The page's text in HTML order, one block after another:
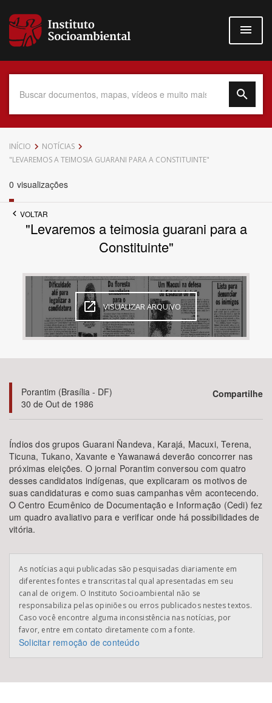
para
conteúdo
Data do Documento
Até
Bioma / Bacia
Área de Levantamento
BUSCAR
INÍCIO
NOTÍCIAS
"LEVAREMOS A TEIMOSIA GUARANI PARA A CONSTITUINTE"
0 visualizações
VOLTAR
"Levaremos a teimosia guarani para a
Constituinte"
VISUALIZAR ARQUIVO
Porantim (Brasília - DF)
30 de Out de 1986
Compartilhe
Índios dos grupos Guarani Ñandeva, Karajá, Macuxi, Terena,
Ticuna, Tukano, Xavante e Yawanawá deverão concorrer nas
próximas eleições. O jornal Porantim conversou com quatro
desses candidatos indígenas, que explicaram os motivos de
suas candidaturas e como suas campanhas vêm acontecendo.
O Centro Ecumênico de Documentação e Informação (Cedi) fez
um quadro avaliativo para e verificar onde há possibilidades de
vitória.
As notícias aqui publicadas são pesquisadas diariamente em
diferentes fontes e transcritas tal qual apresentadas em seu
canal de origem. O Instituto Socioambiental não se
responsabiliza pelas opiniões ou erros publicados nestes textos.
Caso você encontre alguma inconsistência nas notícias, por
favor, entre em contato diretamente com a fonte.
Solicitar remoção de conteúdo